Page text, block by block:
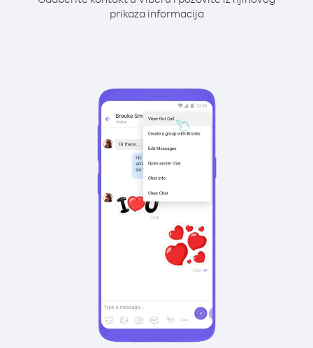
prikaza informacija